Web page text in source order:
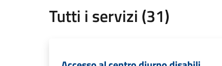
Tutti i servizi (31)